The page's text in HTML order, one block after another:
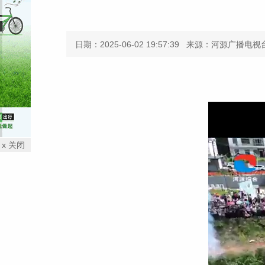
日期：2025-06-02 19:57:39 来源：河源广播电视
x 关闭